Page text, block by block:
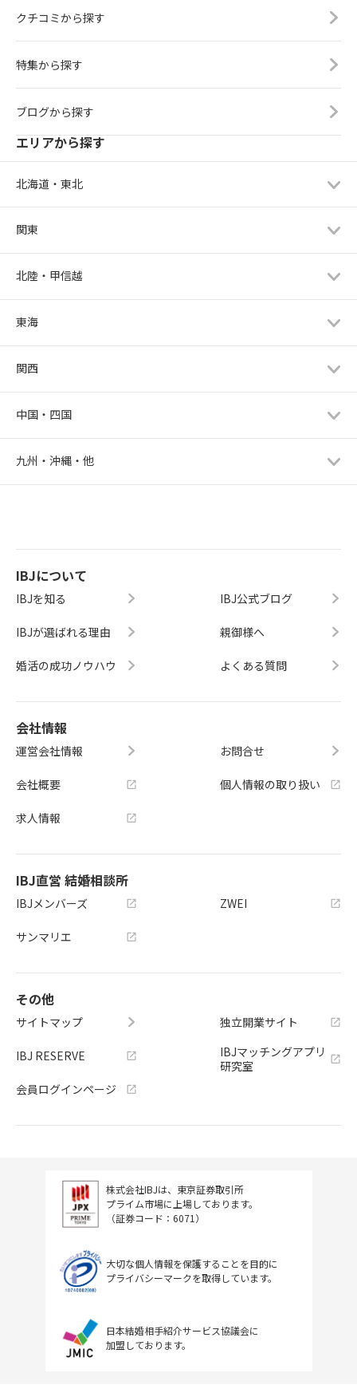
クチコミから探す
特集から探す
ブログから探す
エリアから探す
北海道・東北
関東
北陸・甲信越
東海
関西
中国・四国
九州・沖縄・他
IBJについて
IBJを知る
IBJが選ばれる理由
婚活の成功ノウハウ
IBJ公式ブログ
親御様へ
よくある質問
会社情報
運営会社情報
会社概要
求人情報
お問合せ
個人情報の取り扱い
IBJ直営 結婚相談所
IBJメンバーズ
サンマリエ
ZWEI
その他
サイトマップ
IBJ RESERVE
会員ログインページ
独立開業サイト
IBJマッチングアプリ
研究室
株式会社IBJは、東京証券取引所
プライム市場に上場しております。
（証券コード：6071）
大切な個人情報を保護することを目的に
プライバシーマークを取得しています。
日本結婚相手紹介サービス協議会に
加盟しております。